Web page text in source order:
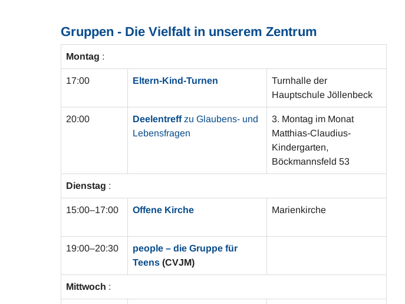
Gruppen - Die Vielfalt in unserem Zentrum
Montag :
17:00 Eltern-Kind-Turnen
Turnhalle der
Hauptschule Jöllenbeck
20:00 Deelentreffzu Glaubens- und
Lebensfragen
3. Montag im Monat
Matthias-Claudius-
Kindergarten,
Böckmannsfeld 53
Dienstag :
15:00–17:00 Offene Kirche Marienkirche
19:00–20:30
people – die Gruppe für
Teens (CVJM)
Mittwoch :